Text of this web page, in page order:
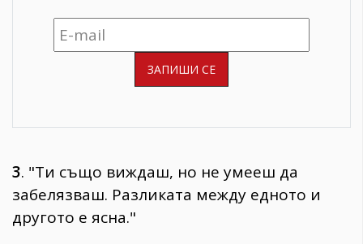
3. "Ти също виждаш, но не умееш да
забелязваш. Разликата между едното и
другото е ясна."